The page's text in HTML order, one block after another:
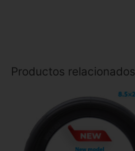
Productos relacionados